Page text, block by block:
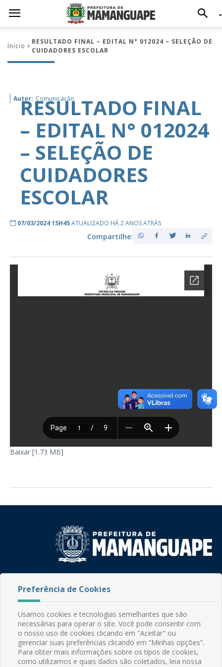
Início
RESULTADO FINAL – EDITAL N° 012024 – SELEÇÃO DE
CUIDADORES ESCOLAR
Autor: Comunicação
RESULTADO FINAL
– EDITAL N° 012024
– SELEÇÃO DE
CUIDADORES
ESCOLAR
07/03/2024 15H45ATUALIZADO HÁ 2 ANOS ATRÁS
Compartilhe:
Baixar [1.73 MB]
CEP: 58.280-000 - Mamanguape/PB
Email: comunicacao@mamanguape.pb.gov.br
Expediente: Segunda à Sexta, das 08h às 13h
Mapa do Site
Perguntas frequentes
Preferência de Cookies
Usamos cookies e tecnologias semelhantes que são
necessárias para operar o site. Você pode consentir com
o nosso uso de cookies clicando em "Aceitar" ou
gerenciar suas preferências clicando em “Minhas opções”.
Para obter mais informações sobre os tipos de cookies,
como utilizamos e quais dados são coletados, leia nossa